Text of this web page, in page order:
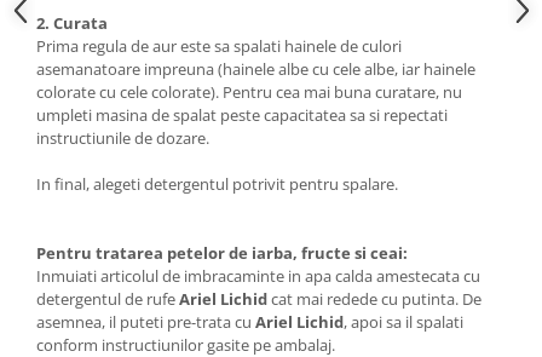
2. Curata
Prima regula de aur este sa spalati hainele de culori
asemanatoare impreuna (hainele albe cu cele albe, iar hainele
colorate cu cele colorate). Pentru cea mai buna curatare, nu
umpleti masina de spalat peste capacitatea sa si repectati
instructiunile de dozare.
In final, alegeti detergentul potrivit pentru spalare.
Pentru tratarea petelor de iarba, fructe si ceai:
Inmuiati articolul de imbracaminte in apa calda amestecata cu
detergentul de rufeAriel Lichidcat mai redede cu putinta. De
asemnea, il puteti pre-trata cu Ariel Lichid, apoi sa il spalati
conform instructiunilor gasite pe ambalaj.